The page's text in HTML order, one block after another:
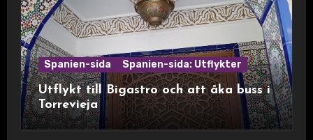
Spanien-sida Spanien-sida: Utflykter
Utflykt till Bigastro och att åka buss i
Torrevieja